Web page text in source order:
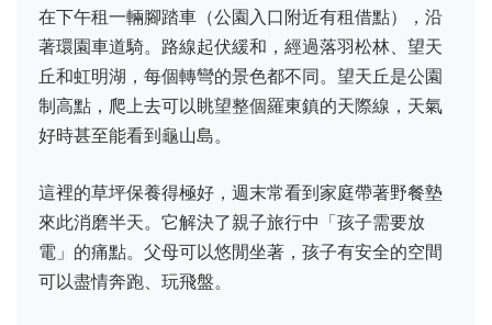
在下午租一輛腳踏車（公園入口附近有租借點），沿
著環園車道騎。路線起伏緩和，經過落羽松林、望天
丘和虹明湖，每個轉彎的景色都不同。望天丘是公園
制高點，爬上去可以眺望整個羅東鎮的天際線，天氣
好時甚至能看到龜山島。
這裡的草坪保養得極好，週末常看到家庭帶著野餐墊
來此消磨半天。它解決了親子旅行中「孩子需要放
電」的痛點。父母可以悠閒坐著，孩子有安全的空間
可以盡情奔跑、玩飛盤。